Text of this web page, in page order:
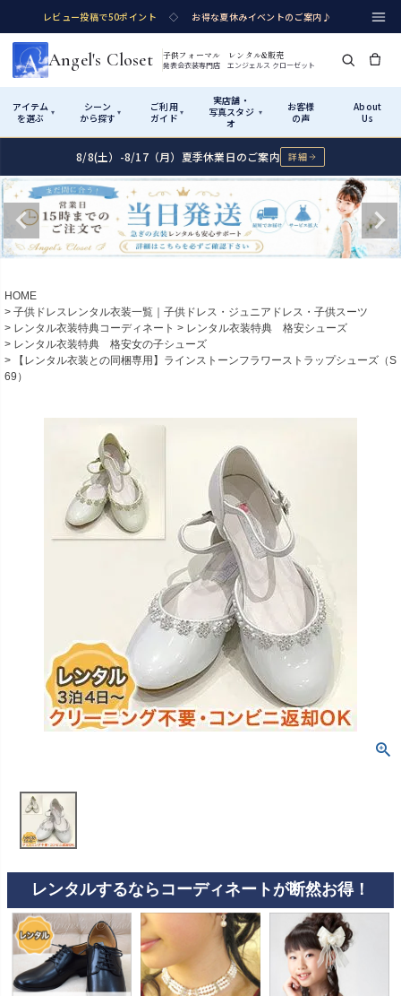
レビュー投稿で50ポイント ◇ お得な夏休みイベントのご案内♪
Angel's Closet 子供フォーマル レンタル&販売
発表会衣装専門店 エンジェルス クローゼット
アイテム
を選ぶ
▾
シーン
から探す ▾
ご利用
ガイド ▾
実店舗・
写真スタジ
オ
▾
お客様
の声
About
Us
Shop by Category アイテムから探す
カテゴリ詳細→ サイズで選ぶ
Rentalレンタル
女の子ドレス 男の子スーツ
七五三着物 シューズ
小物・アクセ パニエ
アウター レディース
コスチューム アウター
インナー・パニエ アクセサリー
Shop by Occasion シーンから探す
性別・サイズで絞り込む
Recital & Concours
発表会・コンクール
舞台で輝くステージ衣装
結婚式
フラワーガール・リングボーイ・ゲ
スト
Graduation & Entrance
卒業式・入学式
きちんと感のあるフォーマル
Shichi-Go-San
七五三
3歳・5歳・7歳の晴れの日
How It Works ご利用ガイド
Start はじめに
01
02 サイズの選び方
測り方と目安
レンタル
レンタルのご案内
予約・配送・返却・料金
汚れ・キズ・破損の補償
Buy & Supportご購入・サポート
販売・共通のご案内
品質・返品・お手入れ
09 お問い合わせ
電話・メール・LINE
Visit Us 実店舗・写真スタジオ
実店舗 つくば店
Tsukuba Boutique
茨城県土浦市大町14-16-1F
10:00–18:00（完全予約制）
店舗を予約する →
Photography
写真スタジオ APS
Angel's Photo Studio
8/8(土）-8/17（月）夏季休業日のご案内 詳細
HOME
子供ドレスレンタル衣装一覧｜子供ドレス・ジュニアドレス・子供スーツ
レンタル衣装特典コーディネート
レンタル衣装特典 格安シューズ
レンタル衣装特典 格安女の子シューズ
【レンタル衣装との同梱専用】ラインストーンフラワーストラップシューズ（S
69）
レンタルするならコーディネートが断然お得！